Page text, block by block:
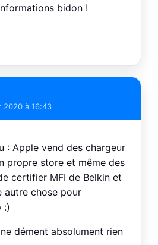
bidon !
2020 à 16:43
: Apple vend des chargeur
propre store et même des
certifier MFI de Belkin et
autre chose pour
:)
dément absolument rien